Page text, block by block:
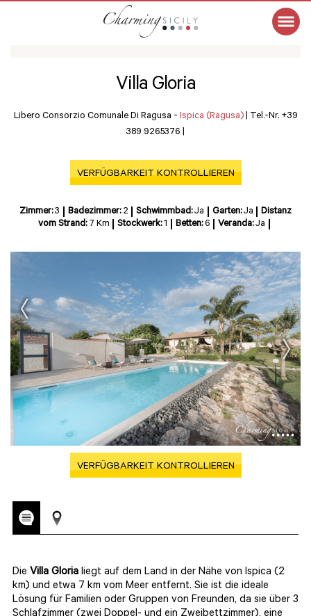
Villa Gloria
Libero Consorzio Comunale Di Ragusa - Ispica (Ragusa) | Tel.-Nr. +39
389 9265376 |
VERFÜGBARKEIT KONTROLLIEREN
Zimmer:3 Badezimmer: 2 Schwimmbad:Ja Garten:Ja
Distanz
vom Strand: 7 Km Stockwerk:1 Betten:6 Veranda:Ja
VERFÜGBARKEIT KONTROLLIEREN
Die Villa Gloria liegt auf dem Land in der Nähe von Ispica (2
km) und etwa 7 km vom Meer entfernt. Sie ist die ideale
Lösung für Familien oder Gruppen von Freunden, da sie über 3